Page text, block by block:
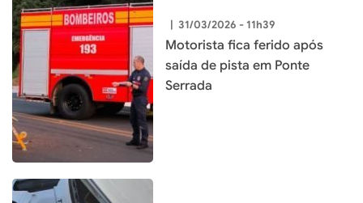
| 31/03/2026 - 11h39
Motorista fica ferido após
saída de pista em Ponte
Serrada